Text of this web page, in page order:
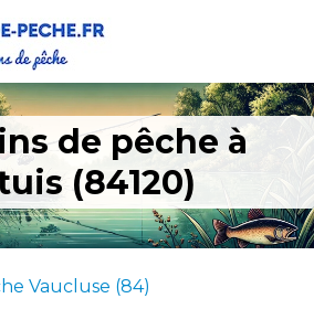
de pêche à
(84120)
Vaucluse (84)